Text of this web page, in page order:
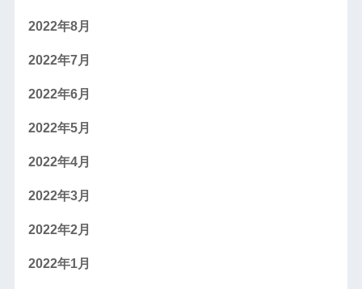
2022年8月
2022年7月
2022年6月
2022年5月
2022年4月
2022年3月
2022年2月
2022年1月